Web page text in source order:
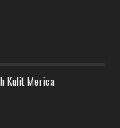
Kulit Merica